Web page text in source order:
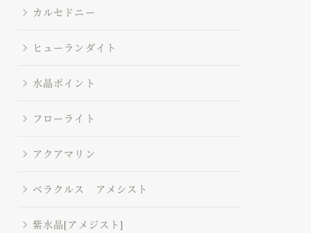
カルセドニー
ヒューランダイト
水晶ポイント
フローライト
アクアマリン
ベラクルス アメシスト
紫水晶[アメジスト]